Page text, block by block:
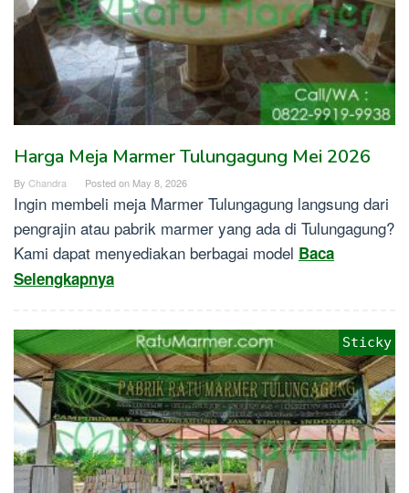
Harga Meja Marmer Tulungagung Mei 2026
By Chandra Posted on May 8, 2026
Ingin membeli meja Marmer Tulungagung langsung dari
pengrajin atau pabrik marmer yang ada di Tulungagung?
Kami dapat menyediakan berbagai model Baca
Selengkapnya
Sticky